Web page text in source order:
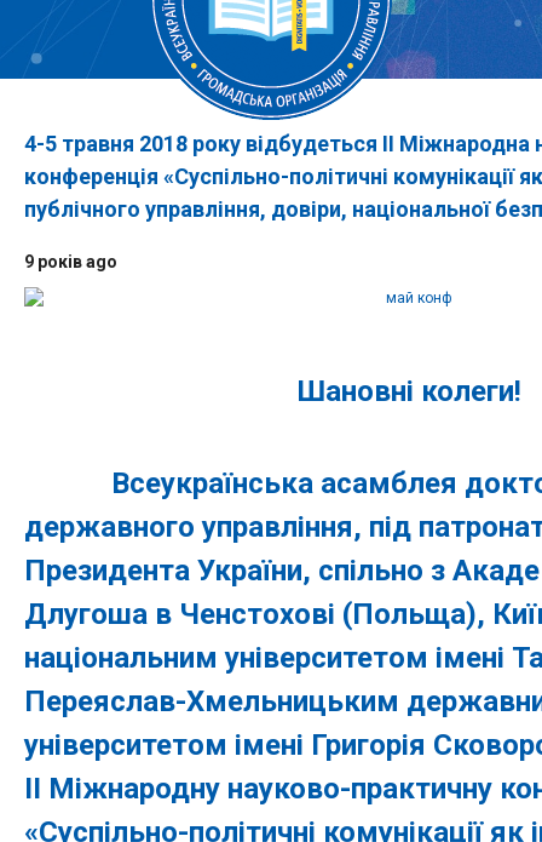
4-5 травня 2018 року відбудеться ІІ
конференція «Суспільно-політичні комунікації
публічного управління, довіри, національної
9 років ago
Шановні колеги!
Всеукраїнська асамблея
державного управління, під
Президента України, спільно з
Длугоша в Ченстохові (Польща),
національним університетом імені
Переяслав-Хмельницьким
університетом імені Григорія
ІІ Міжнародну науково-практичну
«Суспільно-політичні комунікації як